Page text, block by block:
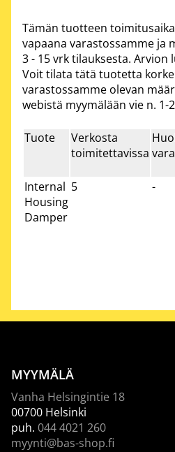
Tämän tuotteen
vapaana varastossamme ja
3 - 15 vrktilauksesta. Arvion
Voit tilata tätä tuotetta
varastossamme olevan
webistä myymälään vie n. 1-
Tuote
Verkosta
toimitettavissa
Internal
Housing
Damper
5 -
MYYMÄLÄ
Vanha Helsingintie 18
00700 Helsinki
puh. 044 4021 260
myynti@bas-shop.fi